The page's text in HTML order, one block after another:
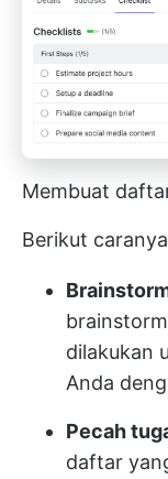
Membuat
Berikut
dilakukan
Anda
Pecah
daftar